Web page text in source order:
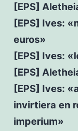
[EPS]
[EPS] Ives:
euros»
[EPS] Ives:
[EPS]
[EPS] Ives:
invirtiera en
imperium»